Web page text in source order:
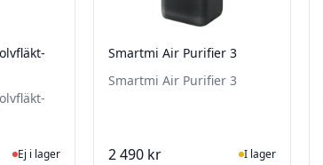
status
lager, besök produktsidan för senaste status
Ej i lager
Smartmi Air Purifier 3
Smartmi Air Purifier 3
2 490 kr I lager